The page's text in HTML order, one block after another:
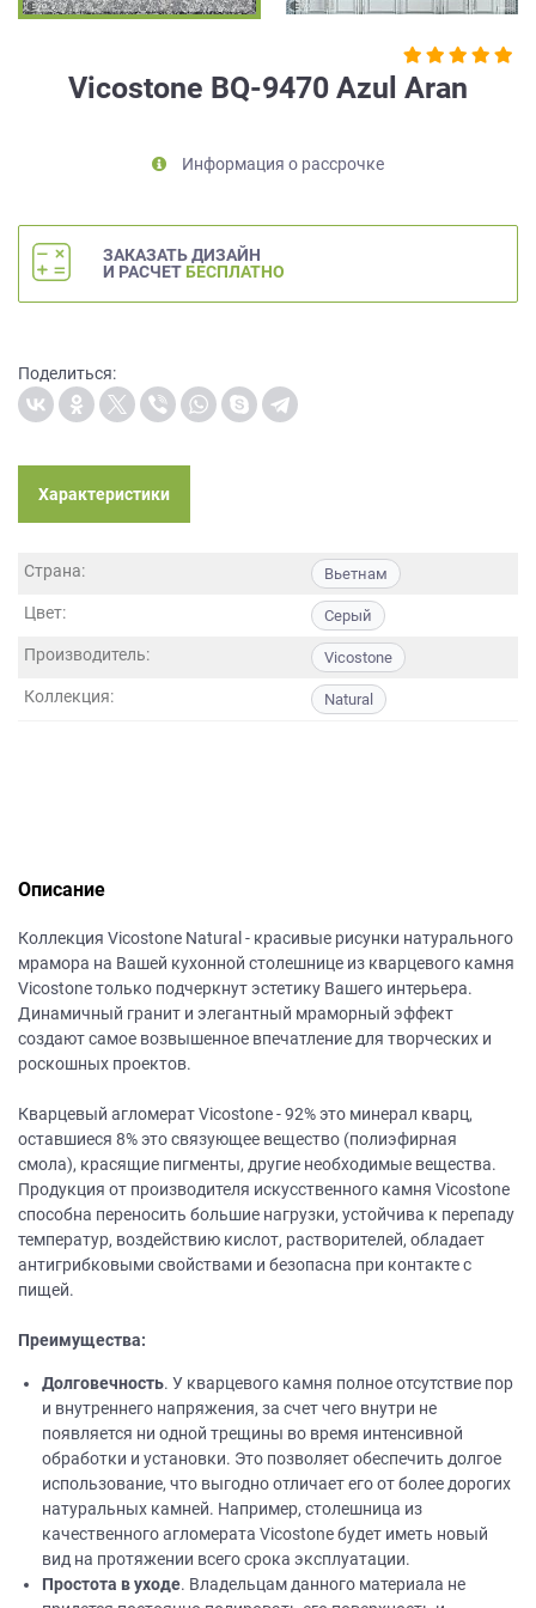
Vicostone BQ-9470 Azul Aran
Информация о рассрочке
ЗАКАЗАТЬ ДИЗАЙН
И РАСЧЕТ БЕСПЛАТНО
Поделиться:
Характеристики
Страна: Вьетнам
Цвет: Серый
Производитель: Vicostone
Коллекция: Natural
Описание
Коллекция Vicostone Natural - красивые рисунки натурального
мрамора на Вашей кухонной столешнице из кварцевого камня
Vicostone только подчеркнут эстетику Вашего интерьера.
Динамичный гранит и элегантный мраморный эффект
создают самое возвышенное впечатление для творческих и
роскошных проектов.
Кварцевый агломерат Vicostone - 92% это минерал кварц,
оставшиеся 8% это связующее вещество (полиэфирная
смола), красящие пигменты, другие необходимые вещества.
Продукция от производителя искусственного камня Vicostone
способна переносить большие нагрузки, устойчива к перепаду
температур, воздействию кислот, растворителей, обладает
антигрибковыми свойствами и безопасна при контакте с
пищей.
Преимущества:
Долговечность. У кварцевого камня полное отсутствие пор
и внутреннего напряжения, за счет чего внутри не
появляется ни одной трещины во время интенсивной
обработки и установки. Это позволяет обеспечить долгое
использование, что выгодно отличает его от более дорогих
натуральных камней. Например, столешница из
качественного агломерата Vicostone будет иметь новый
вид на протяжении всего срока эксплуатации.
Простота в уходе. Владельцам данного материала не
на
персональных
данных
порядке
Политики
обработки
персональных